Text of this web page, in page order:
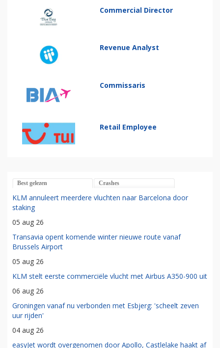
Commercial Director
Revenue Analyst
Commissaris
Retail Employee
Best gelezen Crashes
KLM annuleert meerdere vluchten naar Barcelona door
staking
05 aug 26
Transavia opent komende winter nieuwe route vanaf
Brussels Airport
05 aug 26
KLM stelt eerste commerciële vlucht met Airbus A350-900 uit
06 aug 26
Groningen vanaf nu verbonden met Esbjerg: 'scheelt zeven
uur rijden'
04 aug 26
easyJet wordt overgenomen door Apollo, Castlelake haakt af